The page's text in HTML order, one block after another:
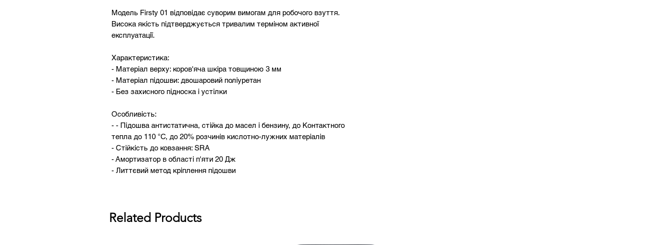
Модель Firsty 01 відповідає суворим вимогам для робочого взуття.
Висока якість підтверджується тривалим терміном активної
експлуатації.
Характеристика:
- Матеріал верху: коров'яча шкіра товщиною 3 мм
- Матеріал підошви: двошаровий поліуретан
- Без захисного підноска і устілки
Особливість:
- - Підошва антистатична, стійка до масел і бензину, до Контактного
тепла до 110 °С, до 20% розчинів кислотно-лужних матеріалів
- Стійкість до ковзання: SRA
- Амортизатор в області п'яти 20 Дж
- Литтєвий метод кріплення підошви
Related Products